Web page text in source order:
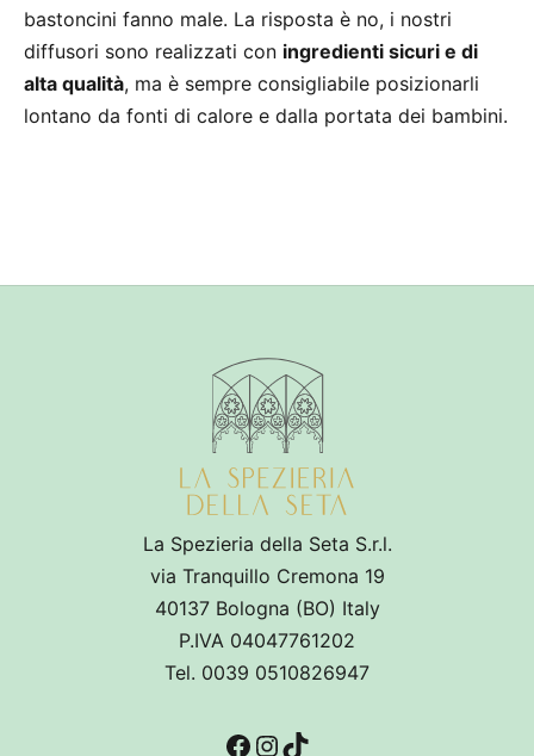
bastoncini fanno male. La risposta è no, i nostri
diffusori sono realizzati con ingredienti sicuri e di
alta qualità, ma è sempre consigliabile posizionarli
lontano da fonti di calore e dalla portata dei bambini.
La Spezieria della Seta S.r.l.
via Tranquillo Cremona 19
40137 Bologna (BO) Italy
P.IVA 04047761202
Tel. 0039 0510826947
Facebook Instagram